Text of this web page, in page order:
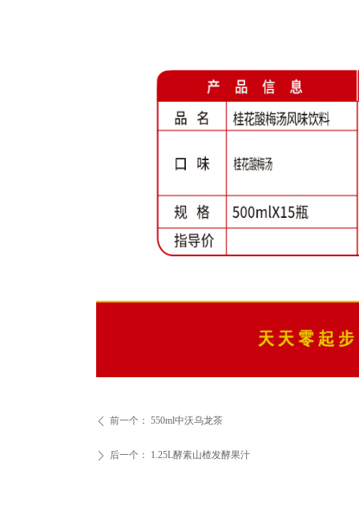
ꄴ 前一个： 550ml中沃乌龙茶
ꄲ 后一个： 1.25L酵素山楂发酵果汁